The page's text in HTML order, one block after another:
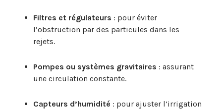
Filtres et régulateurs : pour éviter
l’obstruction par des particules dans les
rejets.
Pompes ou systèmes gravitaires : assurant
une circulation constante.
Capteurs d’humidité : pour ajuster l’irrigation